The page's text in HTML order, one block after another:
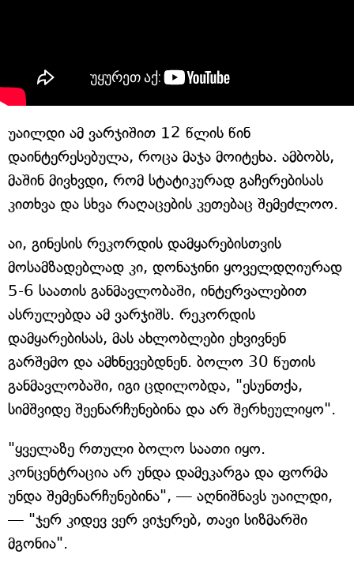
უაილდი ამ ვარჯიშით 12 წლის წინ
დაინტერესებულა, როცა მაჯა მოიტეხა. ამბობს,
მაშინ მივხვდი, რომ სტატიკურად გაჩერებისას
კითხვა და სხვა რაღაცების კეთებაც შემეძლოო.
აი, გინესის რეკორდის დამყარებისთვის
მოსამზადებლად კი, დონაჯინი ყოველდღიურად
5-6 საათის განმავლობაში, ინტერვალებით
ასრულებდა ამ ვარჯიშს. რეკორდის
დამყარებისას, მას ახლობლები ეხვივნენ
გარშემო და ამხნევებდნენ. ბოლო 30 წუთის
განმავლობაში, იგი ცდილობდა, "ესუნთქა,
სიმშვიდე შეენარჩუნებინა და არ შერხეულიყო".
"ყველაზე რთული ბოლო საათი იყო.
კონცენტრაცია არ უნდა დამეკარგა და ფორმა
უნდა შემენარჩუნებინა", — აღნიშნავს უაილდი,
— "ჯერ კიდევ ვერ ვიჯერებ, თავი სიზმარში
მგონია".